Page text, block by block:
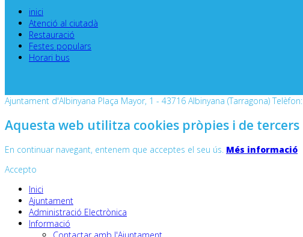
inici
Atenció al ciutadà
Restauració
Festes populars
Horari bus
Ajuntament d'Albinyana Plaça Mayor, 1 - 43716 Albinyana (Tarragona)
Aquesta web utilitza cookies pròpies i de
En continuar navegant, entenem que acceptes el seu ús. Més informació
Accepto
Inici
Ajuntament
Administració Electrònica
Informació